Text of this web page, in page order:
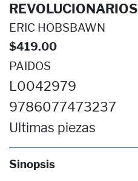
REVOLUCIONARIOS
ERIC HOBSBAWN
$419.00
PAIDOS
L0042979
9786077473237
Ultimas piezas
Sinopsis